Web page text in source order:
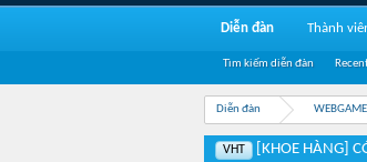
Diễn đàn WEBGAME
VHT [KHOE HÀNG]
Diễn đàn
Tìm kiếm diễn đàn
Thành